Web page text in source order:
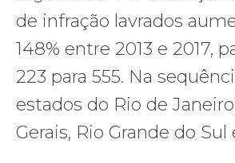
de infração lavrados
148% entre 2013 e 2017,
223 para 555. Na
estados do Rio de
Gerais, Rio Grande do Sul